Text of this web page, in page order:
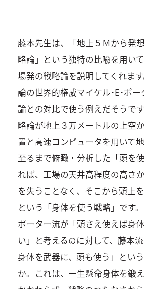
藤本先生は、「地上５Ｍから発
略論」という独特の比喩を用い
場発の戦略論を説明してくれま
論の世界的権威マイケル･E･ポ
論との対比で使う例えだそうで
略論が地上３万メートルの上空
置と高速コンピュータを用いて
至るまで俯瞰・分析した「頭を
れば、工場の天井高程度の高さ
を失うことなく、そこから頭上
という「身体を使う戦略」です。
ポーター流が「頭さえ使えば身
い」と考えるのに対して、藤本
身体を武器に、頭も使う」とい
か。これは、一生懸命身体を鍛